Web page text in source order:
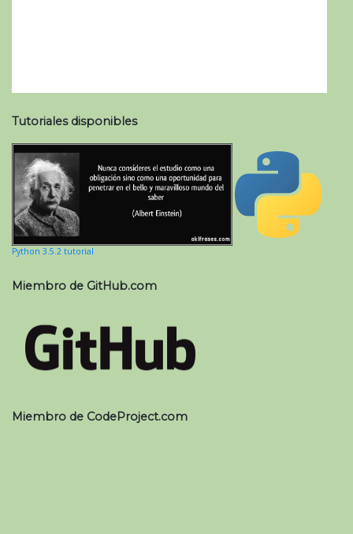
Tutoriales disponibles
Python 3.5.2 tutorial
Miembro de GitHub.com
Miembro de CodeProject.com